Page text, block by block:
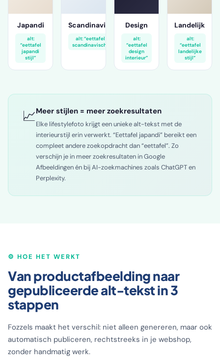
Japandi
alt:
“eettafel
japandi
stijl”
Scandinavisch
alt: “eettafel
scandinavisch”
Design
alt:
“eettafel
design
interieur”
Landelijk
alt:
“eettafel
landelijke
stijl”
📈Meer stijlen = meer zoekresultaten
Elke lifestylefoto krijgt een unieke alt-tekst met de
interieurstijl erin verwerkt. “Eettafel japandi” bereikt een
compleet andere zoekopdracht dan “eettafel”. Zo
verschijn je in meer zoekresultaten in Google
Afbeeldingen én bij AI-zoekmachines zoals ChatGPT en
Perplexity.
⚙️ HOE HET WERKT
Van productafbeelding naar
gepubliceerde alt-tekst in 3
stappen
Fozzels maakt het verschil: niet alleen genereren, maar ook
automatisch publiceren, rechtstreeks in je webshop,
zonder handmatig werk.